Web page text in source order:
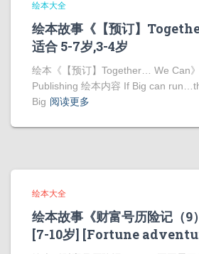
绘本大全
绘本故事《【预订】
适合 5-7岁,3-4岁
绘本《【预订】Together… We Can
Publishing 绘本内容 If Big can
Big 阅读更多
绘本大全
绘本故事《财富号历险记（9
[7-10岁] [Fortune